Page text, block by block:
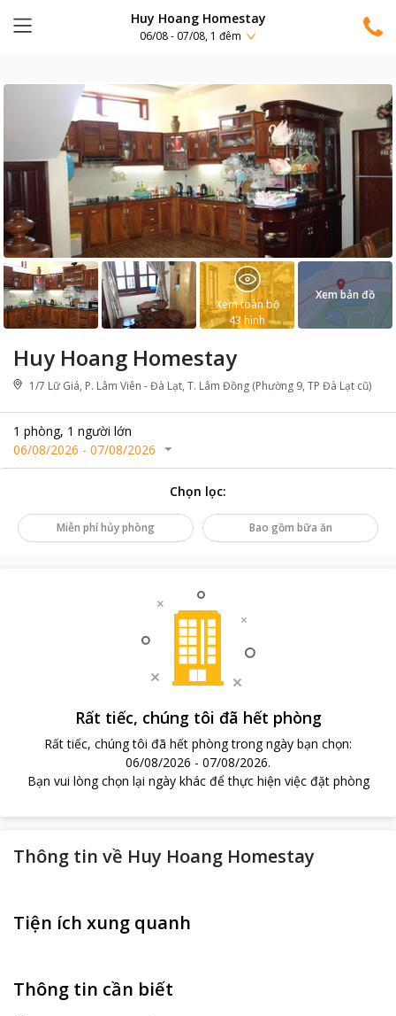
Huy Hoang Homestay
06/08 - 07/08, 1 đêm
Huy Hoang Homestay
1/7 Lữ Giá, P. Lâm Viên - Đà Lạt, T. Lâm Đồng (Phường 9, TP Đà Lạt cũ)
1 phòng, 1 người lớn
06/08/2026 - 07/08/2026
Xem toàn bộ
43 hình
Xem bản đồ
Chọn lọc:
Miễn phí hủy phòng Bao gồm bữa ăn
Rất tiếc, chúng tôi đã hết phòng
Rất tiếc, chúng tôi đã hết phòng trong ngày bạn chọn:
06/08/2026 - 07/08/2026.
Bạn vui lòng chọn lại ngày khác để thực hiện việc đặt phòng
Thông tin về Huy Hoang Homestay
Tiện ích xung quanh
Thông tin cần biết